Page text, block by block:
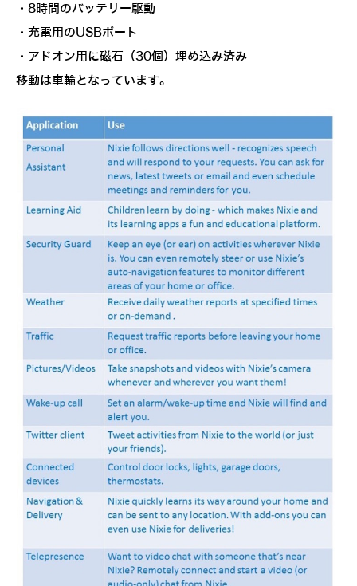
・8時間のバッテリー駆動
・充電用のUSBポート
・アドオン用に磁石（30個）埋め込み済み
移動は車輪となっています。